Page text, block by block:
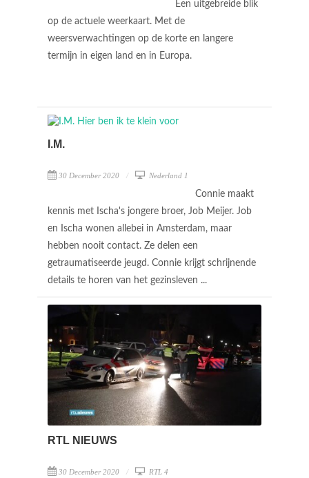
Een uitgebreide blik
op de actuele weerkaart. Met de
weersverwachtingen op de korte en langere
termijn in eigen land en in Europa.
I.M.
30 December 2020 Nederland 1
Connie maakt
kennis met Ischa's jongere broer, Job Meijer. Job
en Ischa wonen allebei in Amsterdam, maar
hebben nooit contact. Ze delen een
getraumatiseerde jeugd. Connie krijgt schrijnende
details te horen van het gezinsleven ...
RTL NIEUWS
30 December 2020 RTL 4